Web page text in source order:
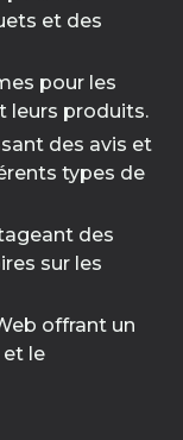
et des
pour les
leurs produits.
des avis et
types de
des
sur les
offrant un
le